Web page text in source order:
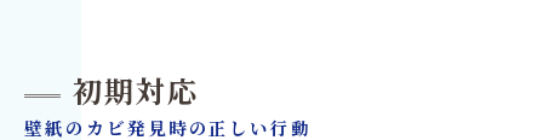
初期対応
壁紙のカビ発見時の正しい行動